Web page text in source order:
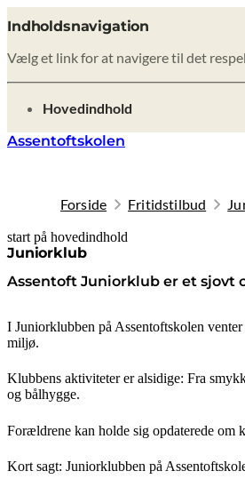
Indholdsnavigation
Vælg et link for at navigere til det
gå til
Hovedindhold
Assentoftskolen
Forside Fritidstilbud
start på hovedindhold
Juniorklub
Assentoft Juniorklub er et sjovt
senest opdateret 9. februar 2026
I Juniorklubben på Assentoftskolen
miljø.
Klubbens aktiviteter er alsidige: Fra
og bålhygge.
Forældrene kan holde sig opdaterede
Kort sagt: Juniorklubben på